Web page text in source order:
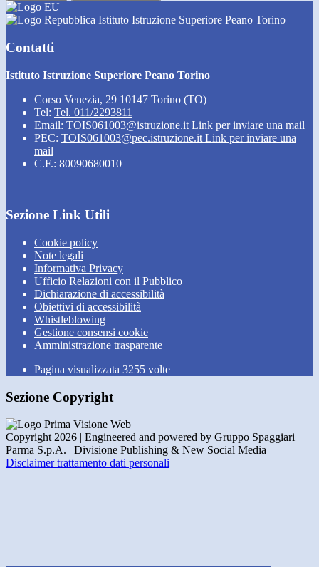
Istituto Istruzione Superiore Peano Torino
Contatti
Istituto Istruzione Superiore Peano Torino
Corso Venezia, 29 10147 Torino (TO)
Tel: Tel. 011/2293811
Email: TOIS061003@istruzione.it Link per inviare una mail
PEC: TOIS061003@pec.istruzione.it Link per inviare una
mail
C.F.: 80090680010
Sezione Link Utili
Cookie policy
Note legali
Informativa Privacy
Ufficio Relazioni con il Pubblico
Dichiarazione di accessibilità
Obiettivi di accessibilità
Whistleblowing
Gestione consensi cookie
Amministrazione trasparente
Pagina visualizzata 3255 volte
Sezione Copyright
Copyright 2026 | Engineered and powered by Gruppo Spaggiari
Parma S.p.A. | Divisione Publishing & New Social Media
Disclaimer trattamento dati personali